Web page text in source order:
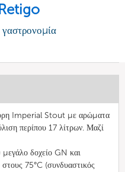
Imperial Stout με αρώματα
περίπου 17 λίτρων. Μαζί
δοχείο GN και
75°C (συνδυαστικός